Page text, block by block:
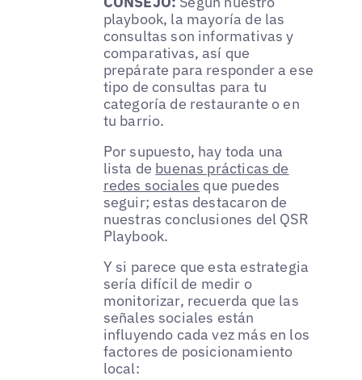
playbook, la mayoría de las
consultas son informativas y
comparativas, así que
prepárate para responder a ese
tipo de consultas para tu
categoría de restaurante o en
tu barrio.
Por supuesto, hay toda una
lista de buenas prácticas de
redes sociales que puedes
seguir; estas destacaron de
nuestras conclusiones del QSR
Playbook.
Y si parece que esta estrategia
sería difícil de medir o
monitorizar, recuerda que las
señales sociales están
influyendo cada vez más en los
factores de posicionamiento
local: